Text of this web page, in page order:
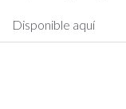
Disponible aquí